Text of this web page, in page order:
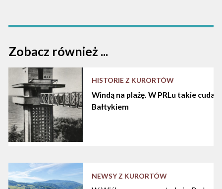
Zobacz również ...
HISTORIE Z KURORTÓW
Windą na plażę. W PRLu takie cuda
Bałtykiem
NEWSY Z KURORTÓW